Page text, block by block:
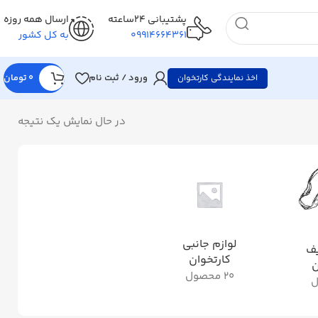
پشتیبانی 24ساعته
09914664361
ارسال همه روزه
به کل کشور
اخذ نمایندگی کارتخوان ورود / ثبت نام 0 تومان
در حال نمایش یک نتیجه
لوازم جانبی
کارتخوان
20 محصول